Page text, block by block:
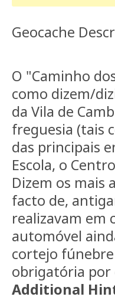
Geocache
O "Caminho
como dizem/
da Vila de
freguesia (tais
das principais
Escola, o
Dizem os mais
facto de,
realizavam em
automóvel
cortejo fúnebre
obrigatória por
Additional